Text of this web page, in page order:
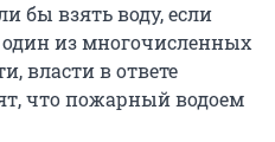
бы взять воду, если
один из многочисленных
власти в ответе
что пожарный водоем